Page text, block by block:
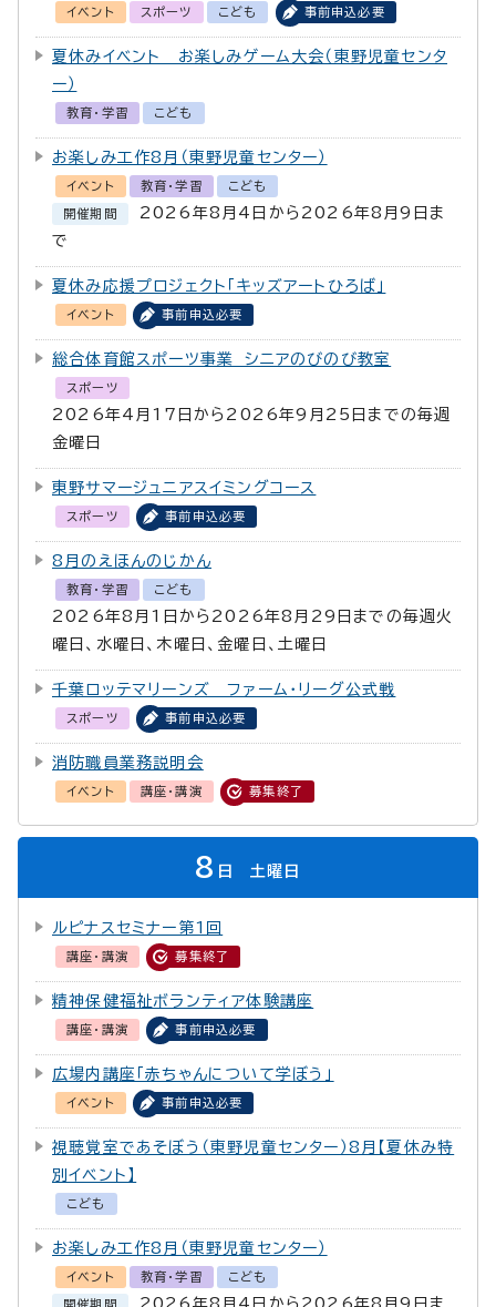
イベント スポーツ こども 事前申込必要
夏休みイベント お楽しみゲーム大会（東野児童センタ
ー）
教育・学習 こども
お楽しみ工作8月（東野児童センター）
イベント 教育・学習 こども
開催期間
2026年8月4日から2026年8月9日ま
で
夏休み応援プロジェクト「キッズアートひろば」
イベント 事前申込必要
総合体育館スポーツ事業 シニアのびのび教室
スポーツ
2026年4月17日から2026年9月25日までの毎週
金曜日
東野サマージュニアスイミングコース
スポーツ 事前申込必要
8月のえほんのじかん
教育・学習 こども
2026年8月1日から2026年8月29日までの毎週火
曜日、水曜日、木曜日、金曜日、土曜日
千葉ロッテマリーンズ ファーム・リーグ公式戦
スポーツ 事前申込必要
消防職員業務説明会
イベント 講座・講演 募集終了
8 日 土曜日
ルピナスセミナー第1回
講座・講演 募集終了
精神保健福祉ボランティア体験講座
講座・講演 事前申込必要
広場内講座「赤ちゃんについて学ぼう」
イベント 事前申込必要
視聴覚室であそぼう（東野児童センター）8月【夏休み特
別イベント】
こども
お楽しみ工作8月（東野児童センター）
イベント 教育・学習 こども
開催期間 2026年8月4日から2026年8月9日ま